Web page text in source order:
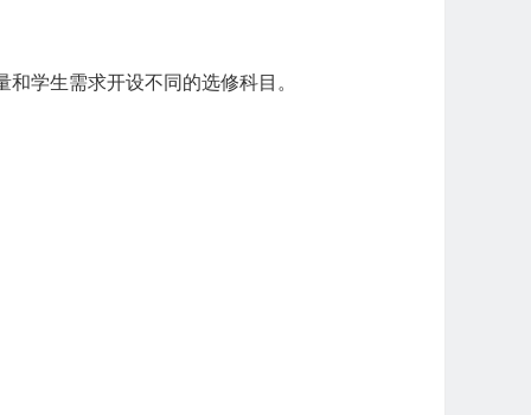
学生需求开设不同的选修科目。